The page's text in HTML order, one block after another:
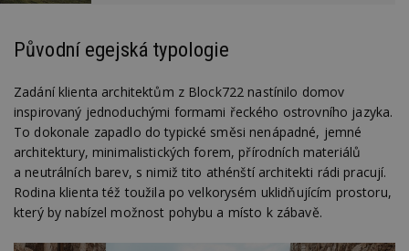
Původní egejská typologie
Zadání klienta architektům z Block722 nastínilo domov
inspirovaný jednoduchými formami řeckého ostrovního jazyka.
To dokonale zapadlo do typické směsi nenápadné, jemné
architektury, minimalistických forem, přírodních materiálů
a neutrálních barev, s nimiž tito athénští architekti rádi pracují.
Rodina klienta též toužila po velkorysém uklidňujícím prostoru,
který by nabízel možnost pohybu a místo k zábavě.